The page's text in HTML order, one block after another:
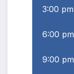
3:00 pm
6:00 pm
9:00 pm